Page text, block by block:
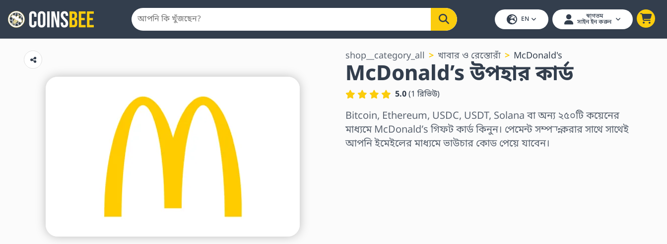
EN স্বাগতম
সাইন ইন করুন
shop__category_all খাবার ও রেস্তোরাঁ McDonald's
McDonald’s উপহার কার্ড
5.0(1 রিভিউ)
Bitcoin, Ethereum, USDC, USDT, Solana বা অন্য ২৫০টি কয়েনের
মাধ্যমে McDonald’s গিফট কার্ড কিনুন। পেমেন্ট সম্পন্ন করার সাথে সাথেই
আপনি ইমেইলের মাধ্যমে ভাউচার কোড পেয়ে যাবেন।